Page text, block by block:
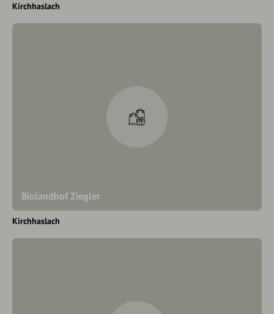
Kirchhaslach
Biolandhof Ziegler
Kirchhaslach